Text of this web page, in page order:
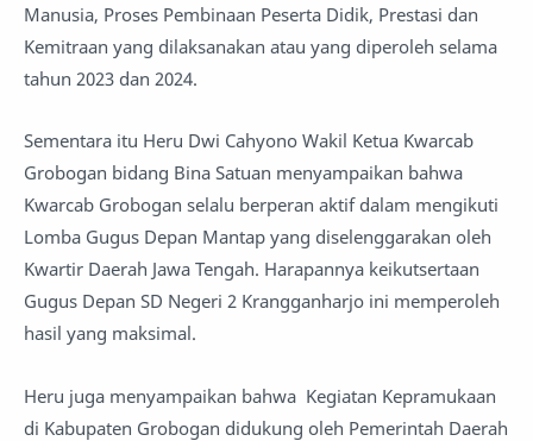
Manusia, Proses Pembinaan Peserta Didik, Prestasi dan
Kemitraan yang dilaksanakan atau yang diperoleh selama
tahun 2023 dan 2024.
Sementara itu Heru Dwi Cahyono Wakil Ketua Kwarcab
Grobogan bidang Bina Satuan menyampaikan bahwa
Kwarcab Grobogan selalu berperan aktif dalam mengikuti
Lomba Gugus Depan Mantap yang diselenggarakan oleh
Kwartir Daerah Jawa Tengah. Harapannya keikutsertaan
Gugus Depan SD Negeri 2 Krangganharjo ini memperoleh
hasil yang maksimal.
Heru juga menyampaikan bahwa Kegiatan Kepramukaan
di Kabupaten Grobogan didukung oleh Pemerintah Daerah